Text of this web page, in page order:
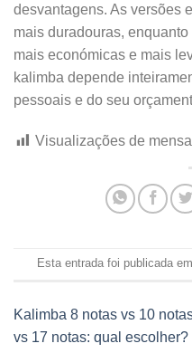
desvantagens. As versões
mais duradouras,
mais económicas e mais
kalimba depende
pessoais e do seu
Visualizações de
Esta entrada foi publicada em
Kalimba 8 notas vs 10
vs 17 notas: qual escolher?